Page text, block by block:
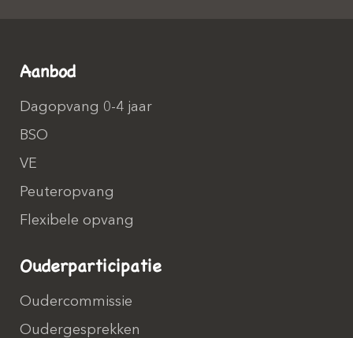
Aanbod
Dagopvang 0-4 jaar
BSO
VE
Peuteropvang
Flexibele opvang
Ouderparticipatie
Oudercommissie
Oudergesprekken